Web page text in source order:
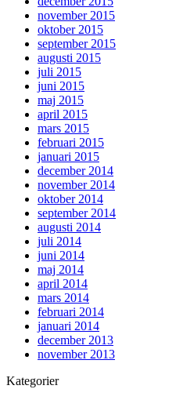
november 2015
oktober 2015
september 2015
augusti 2015
juli 2015
juni 2015
maj 2015
april 2015
mars 2015
februari 2015
januari 2015
december 2014
november 2014
oktober 2014
september 2014
augusti 2014
juli 2014
juni 2014
maj 2014
april 2014
mars 2014
februari 2014
januari 2014
december 2013
november 2013
Kategorier